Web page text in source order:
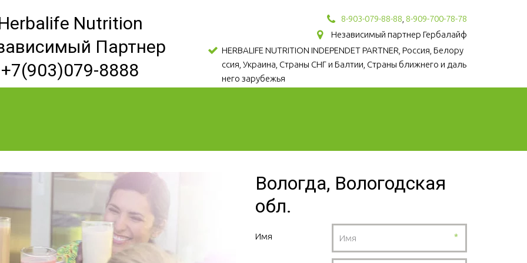
Nutrition
Партнер
+7(903)079-8888
8-903-079-88-88 8-909-700-78-78
Независимый партнер Гербалайф
HERBALIFE NUTRITION INDEPENDET PARTNER, Россия, Белору
ссия, Украина, Страны СНГ и Балтии, Страны ближнего и даль
него зарубежья
Вологда, Вологодская
обл.
Имя *